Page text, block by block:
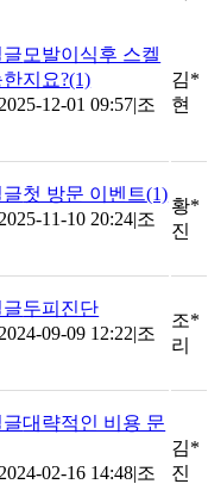
모발이식후 스켈
지요?(1)
2025-12-01 09:57|조
김*
현
첫 방문 이벤트(1)
2025-11-10 20:24|조
황*
진
두피진단
2024-09-09 12:22|조
조*
리
대략적인 비용 문
2024-02-16 14:48|조
김*
진